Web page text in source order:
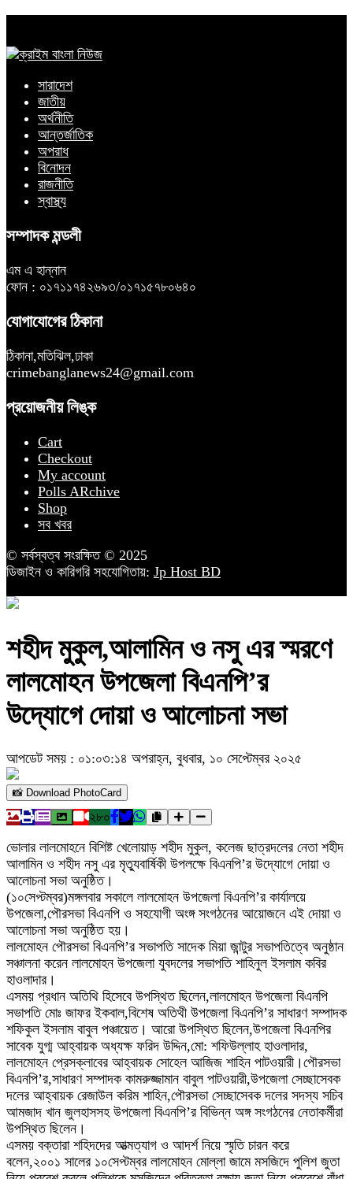
সারাদেশ
জাতীয়
অর্থনীতি
আন্তর্জাতিক
অপরাধ
বিনোদন
রাজনীতি
স্বাস্থ্য
সম্পাদক মন্ডলী
এম এ হান্নান
ফোন : ০১৭১১৭৪২৬৯৩/০১৭১৫৭৮০৬৪০
যোগাযোগের ঠিকানা
ঠিকানা,মতিঝিল,ঢাকা
crimebanglanews24@gmail.com
প্রয়োজনীয় লিঙ্ক
Cart
Checkout
My account
Polls ARchive
Shop
সব খবর
© সর্বস্বত্ব সংরক্ষিত © 2025
ডিজাইন ও কারিগরি সহযোগিতায়: Jp Host BD
শহীদ মুকুল,আলামিন ও নসু এর স্মরণে
লালমোহন উপজেলা বিএনপি’র
উদ্যোগে দোয়া ও আলোচনা সভা
আপডেট সময় : ০১:০৩:১৪ অপরাহ্ন, বুধবার, ১০ সেপ্টেম্বর ২০২৫
📸 Download PhotoCard
২৮০
ভোলার লালমোহনে বিশিষ্ট খেলোয়াড় শহীদ মুকুল, কলেজ ছাত্রদলের নেতা শহীদ
আলামিন ও শহীদ নসু এর মৃত্যুবার্ষিকী উপলক্ষে বিএনপি’র উদ্যোগে দোয়া ও
আলোচনা সভা অনুষ্ঠিত।
(১০সেপ্টম্বর)মঙ্গলবার সকালে লালমোহন উপজেলা বিএনপি’র কার্যালয়ে
উপজেলা,পৌরসভা বিএনপি ও সহযোগী অংঙ্গ সংগঠনের আয়োজনে এই দোয়া ও
আলোচনা সভা অনুষ্ঠিত হয়।
লালমোহন পৌরসভা বিএনপি’র সভাপতি সাদেক মিয়া জান্টুর সভাপতিত্বে অনুষ্ঠান
সঞ্চালনা করেন লালমোহন উপজেলা যুবদলের সভাপতি শাহিনুল ইসলাম কবির
হাওলাদার।
এসময় প্রধান অতিথি হিসেবে উপস্থিত ছিলেন,লালমোহন উপজেলা বিএনপি
সভাপতি মোঃ জাফর ইকবাল,বিশেষ অতিথী উপজেলা বিএনপি’র সাধারণ সম্পাদক
শফিকুল ইসলাম বাবুল পঞ্চায়েত। আরো উপস্থিত ছিলেন,উপজেলা বিএনপির
সাবেক যুগ্ম আহ্বায়ক অধ্যক্ষ ফরিদ উদ্দিন,মো: শফিউল্লাহ হাওলাদার,
লালমোহন প্রেসক্লাবের আহ্বায়ক সোহেল আজিজ শাহিন পাটওয়ারী।পৌরসভা
বিএনপি’র,সাধারণ সম্পাদক কামরুজ্জামান বাবুল পাটওয়ারী,উপজেলা সেচ্ছাসেবক
দলের আহ্বায়ক রেজাউল করিম শাহিন,পৌরসভা সেচ্ছাসেবক দলের সদস্য সচিব
আমজাদ খান জুলহাসসহ উপজেলা বিএনপি’র বিভিন্ন অঙ্গ সংগঠনের নেতাকর্মীরা
উপস্থিত ছিলেন।
এসময় বক্তারা শহিদদের আত্মত্যাগ ও আদর্শ নিয়ে স্মৃতি চারন করে
বলেন,২০০১ সালের ১০সেপ্টম্বর লালমোহন মোল্লা জামে মসজিদে পুলিশ জুতা